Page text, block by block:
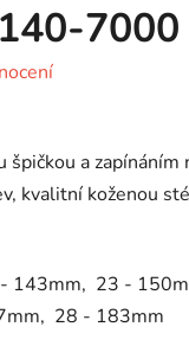
7000
a zapínáním
kvalitní koženou
143mm, 23 -
28 - 183mm